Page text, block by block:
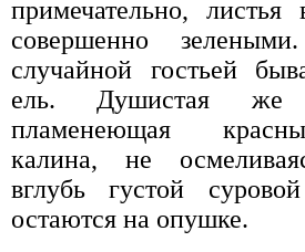
примечательно, листья
совершенно
случайной гостьей
ель. Душистая же
пламенеющая
калина, не
вглубь густой
остаются на опушке.